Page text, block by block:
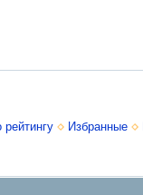
Избранные